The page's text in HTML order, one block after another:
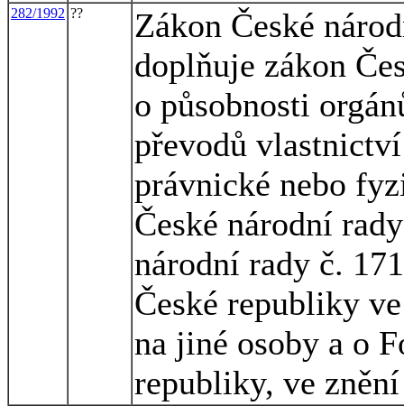
282/1992 ??
Zákon České
doplňuje zákon
o působnosti
převodů
právnické nebo
České národní
národní rady č.
České republiky
na jiné osoby a o
republiky, ve